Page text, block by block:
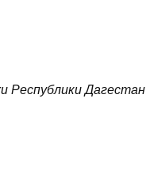
Республики Дагестан